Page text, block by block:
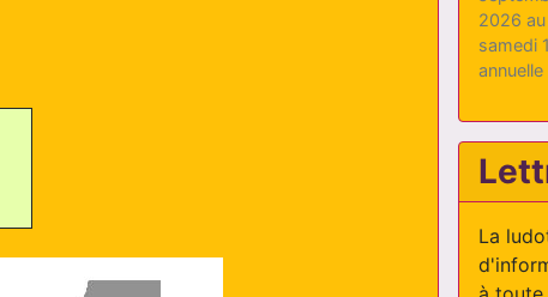
2026
samedi
La